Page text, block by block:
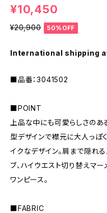
¥10,450
¥20,900 50%OFF
International shipping
■品番：3041502
■POINT
上品な中にも可愛らしさのあ
型デザインで襟元に大人っぽ
イクなデザイン。肩まで隠れ
ブ、ハイウエスト切り替えマ
ワンピース。
■FABRIC